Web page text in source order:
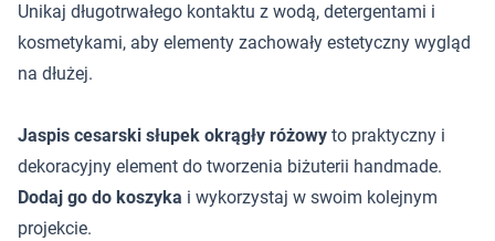
Unikaj długotrwałego kontaktu z wodą, detergentami i
kosmetykami, aby elementy zachowały estetyczny wygląd
na dłużej.
Jaspis cesarski słupek okrągły różowy to praktyczny i
dekoracyjny element do tworzenia biżuterii handmade.
Dodaj go do koszyka i wykorzystaj w swoim kolejnym
projekcie.